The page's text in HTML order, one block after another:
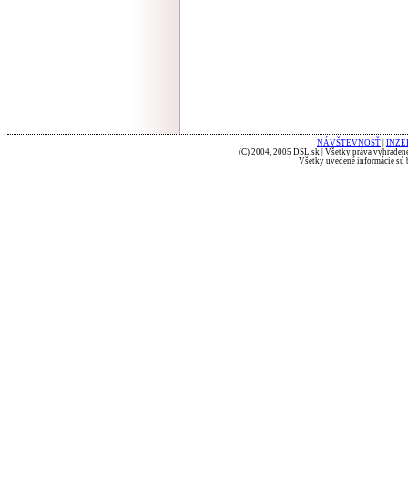
NÁVŠTEVNOSŤ
(C) 2004, 2005 DSL.sk | Všetky práva
Všetky uvedené informácie sú